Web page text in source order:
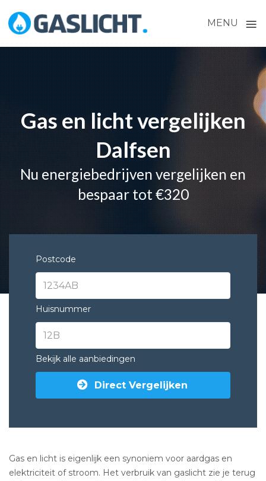
MENU ≡
Skip
to
content
Gas en licht vergelijken
Dalfsen
Nu energiebedrijven vergelijken en
bespaar tot €320
Postcode
Huisnummer
Bekijk alle aanbiedingen
Direct Vergelijken
Gas en licht is eigenlijk een synoniem voor aardgas en
elektriciteit of stroom. Het verbruik van gaslicht zie je terug